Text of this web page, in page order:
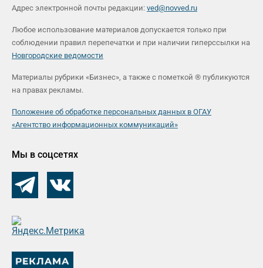
Адрес электронной почты редакции: ved@novved.ru
Любое использование материалов допускается только при
соблюдении правил перепечатки и при наличии гиперссылки на
Новгородские ведомости
Материалы рубрики «Бизнес», а также с пометкой ® публикуются
на правах рекламы.
Положение об обработке персональных данных в ОГАУ
«Агентство информационных коммуникаций»
Мы в соцсетях